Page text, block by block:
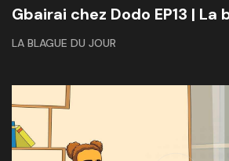
Gbairai chez Dodo EP13 | La
LA BLAGUE DU JOUR